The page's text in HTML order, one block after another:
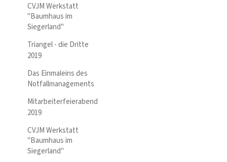
CVJM Werkstatt
"Baumhaus im
Siegerland"
Triangel - die Dritte
2019
Das Einmaleins des
Notfallmanagements
Mitarbeiterfeierabend
2019
CVJM Werkstatt
"Baumhaus im
Siegerland"